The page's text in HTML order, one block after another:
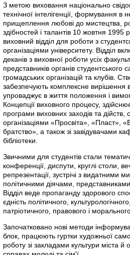
З метою виховання національно
технічної інтелігенції, формування в
прищеплення любові до мистецтва,
здібностей і талантів 10 жовтня 1995
виховний відділ для роботи з
організаціями університету. Відділ
деканів з виховної роботи усіх
представників органів
громадських організацій та клубів.
забезпечують комплексне вирішення
упроваджує в життя положення і
Концепції виховного процесу,
програми виховних заходів та
організаціями «Просвіта», «Пласт»,
братство», а також зі завідувачами
бібліотеки.
Звичними для студентів стали
конференції, диспути, круглі столи,
репрезентації, зустрічі з видатними
політичними діячами,
Відділ веде пропаганду здорового
єдність політичного,
патріотичного, правового і
Започатковано нові методи
блок, працюють гуртки художньої
роботу зі закладами культури міста